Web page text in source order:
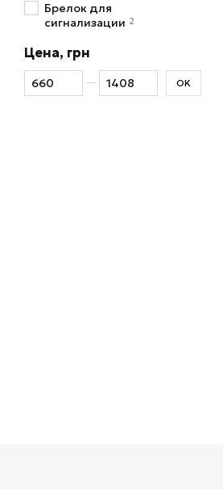
Брелок для
сигнализации 2
Цена, грн
От Цена, грн
До Цена, грн OK